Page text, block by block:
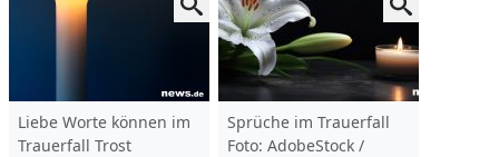
Liebe Worte können im
Trauerfall Trost
Sprüche im Trauerfall
Foto: AdobeStock /